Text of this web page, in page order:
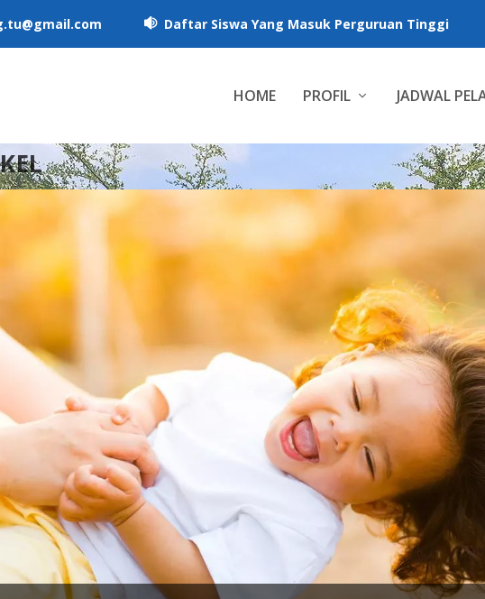
 Daftar Siswa Yang Masuk Perguruan Tinggi
HOME PROFIL JADWAL